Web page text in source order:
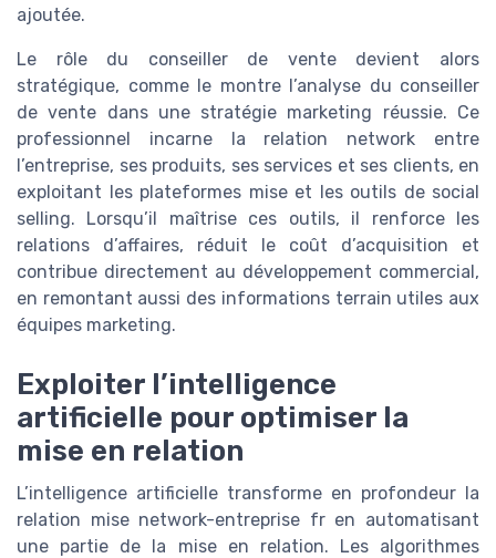
ajoutée.
Le rôle du conseiller de vente devient alors
stratégique, comme le montre l’analyse du conseiller
de vente dans une stratégie marketing réussie. Ce
professionnel incarne la relation network entre
l’entreprise, ses produits, ses services et ses clients, en
exploitant les plateformes mise et les outils de social
selling. Lorsqu’il maîtrise ces outils, il renforce les
relations d’affaires, réduit le coût d’acquisition et
contribue directement au développement commercial,
en remontant aussi des informations terrain utiles aux
équipes marketing.
Exploiter l’intelligence
artificielle pour optimiser la
mise en relation
L’intelligence artificielle transforme en profondeur la
relation mise network-entreprise fr en automatisant
une partie de la mise en relation. Les algorithmes